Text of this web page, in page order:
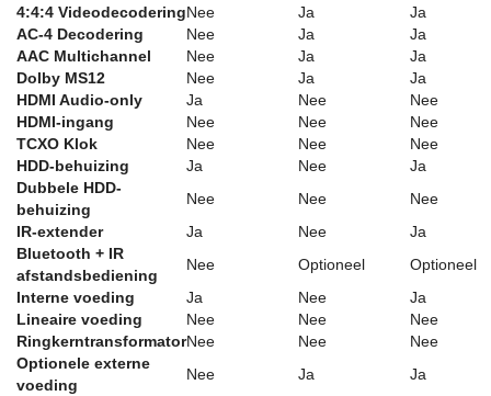
4:4:4 VideodecoderingNee Ja
Ja
AC-4 Decodering
Nee Ja
Ja
AAC Multichannel
Nee Ja
Ja
Dolby MS12
Nee Ja
Ja
HDMI Audio-only
Ja Nee
Nee
HDMI-ingang
Nee Nee
Nee
TCXO Klok
Nee Nee
Nee
HDD-behuizing
Ja Nee
Ja
Dubbele HDD-
behuizing
Nee Nee
Nee
IR-extender
Ja Nee
Ja
Bluetooth + IR
afstandsbediening
Nee Optioneel
Optioneel
Interne voeding
Ja Nee
Ja
Lineaire voeding
Nee Nee
Nee
RingkerntransformatorNee Nee
Nee
Optionele externe
voeding
Nee Ja
Ja